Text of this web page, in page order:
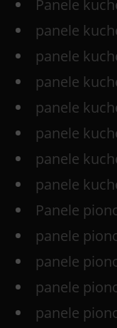
Panele
panele
panele
panele
panele
panele
panele
panele
Panele
panele
panele
panele
panele